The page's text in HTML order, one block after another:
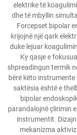
elektrike të
dhe të mbyllin
Forcepset bipolar
krijojnë një qark
duke lejuar
Ky qasje e
shpreadingun termik
bërë këto
saktësia është e
bipolar
parandalojnë çlirimin
instrumentit.
mekanizma